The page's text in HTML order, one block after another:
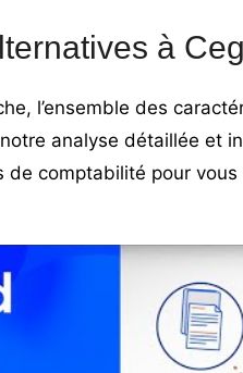
à
l’ensemble des
analyse détaillée et
de comptabilité pour